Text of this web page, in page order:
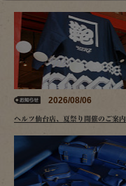
2026/08/06
ヘルツ仙台店、夏祭り開催のご案内